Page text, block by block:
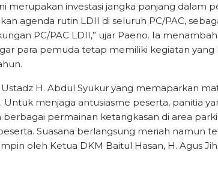
merupakan investasi jangka panjang dalam
agenda rutin LDII di seluruh PC/PAC,
PC/PAC LDII,” ujar Paeno. Ia
para pemuda tetap memiliki kegiatan
Ustadz H. Abdul Syukur yang memaparkan
Untuk menjaga antusiasme peserta, panitia
permainan ketangkasan di area
Suasana berlangsung meriah namun
oleh Ketua DKM Baitul Hasan, H. Agus